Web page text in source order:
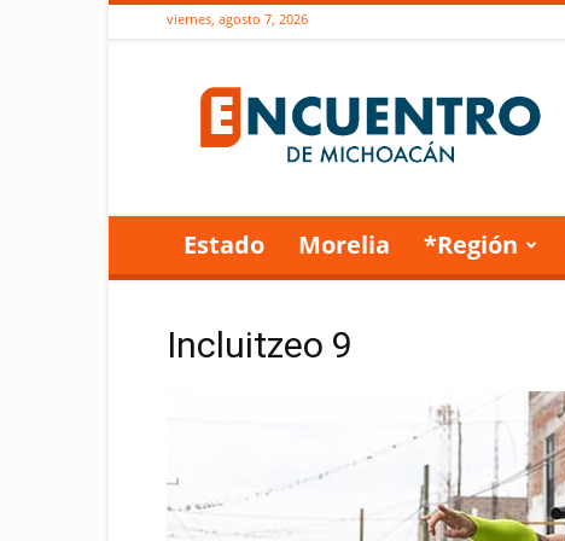
viernes, agosto 7, 2026
de
Michoacán
Estado Morelia *Región
Incluitzeo 9